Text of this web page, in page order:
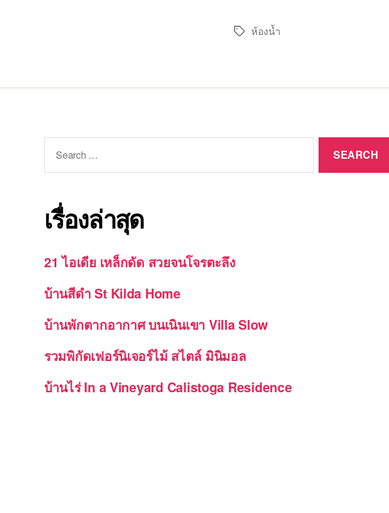
Tagsห้องน้ำ
for:
เรื่องล่าสุด
21 ไอเดีย เหล็กดัด สวยจนโจรตะลึง
บ้านสีดำ St Kilda Home
บ้านพักตากอากาศ บนเนินเขา Villa Slow
รวมพิกัดเฟอร์นิเจอร์ไม้ สไตล์ มินิมอล
บ้านไร่ In a Vineyard Calistoga Residence